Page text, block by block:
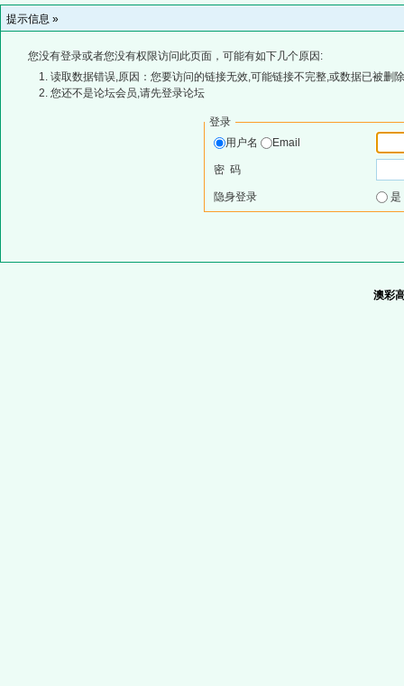
提示信息 »
您没有登录或者您没有权限访问此页面，可能有如下几个原因:
读取数据错误,原因：您要访问的链接无效,可能链接不完整,或数据已被删
您还不是论坛会员,请先登录论坛
登录
用户名
Email
密 码
隐身登录
澳彩